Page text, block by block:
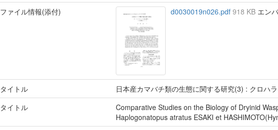
ファイル情報(添付) d0030019n026.pdf918 KB エン
タイトル
日本産カマバチ類の生態に関する研究(3) : クロハ
タイトル
Comparative Studies on the Biology of Dryinid
Haplogonatopus atratus ESAKI et